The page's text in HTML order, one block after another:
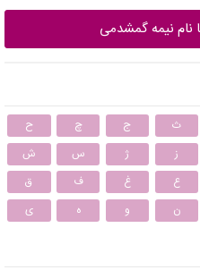
نام نیمه گمشدمی
ث ج چ
ح
ز ژ س
ش
ع غ ف
ق
ن و ه ی